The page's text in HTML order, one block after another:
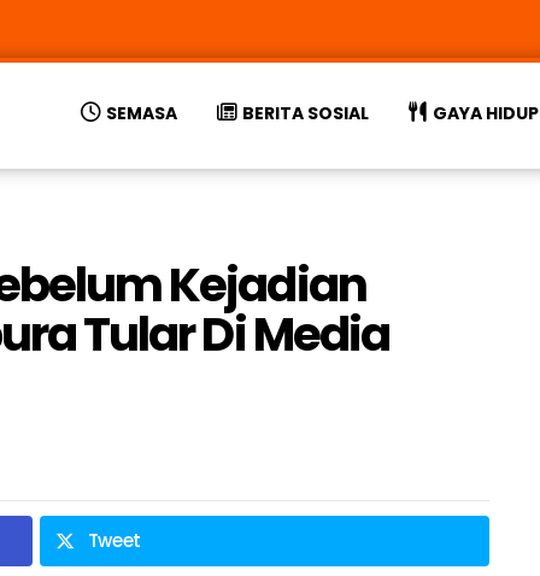
SEMASA BERITA SOSIAL GAYA HIDUP
Kejadian
Tular Di Media
Tweet